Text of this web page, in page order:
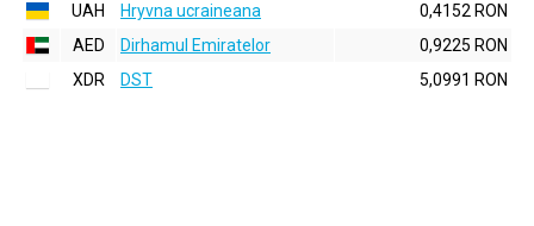
UAH
Hryvna ucraineana
0,4152 RON
AED
Dirhamul Emiratelor
0,9225 RON
XDR
DST 5,0991 RON